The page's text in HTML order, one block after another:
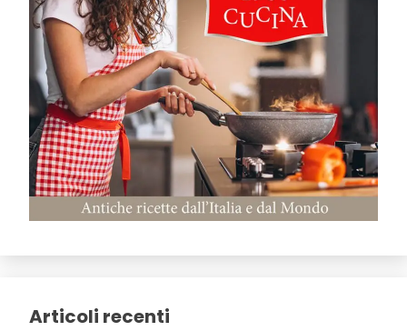
Articoli recenti